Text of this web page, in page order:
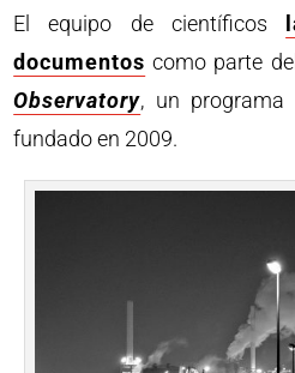
El equipo de científicos
documentos como parte
Observatory, un programa
fundado en 2009.